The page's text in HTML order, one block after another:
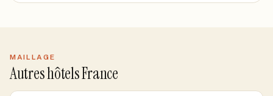
MAILLAGE
Autres hôtels France